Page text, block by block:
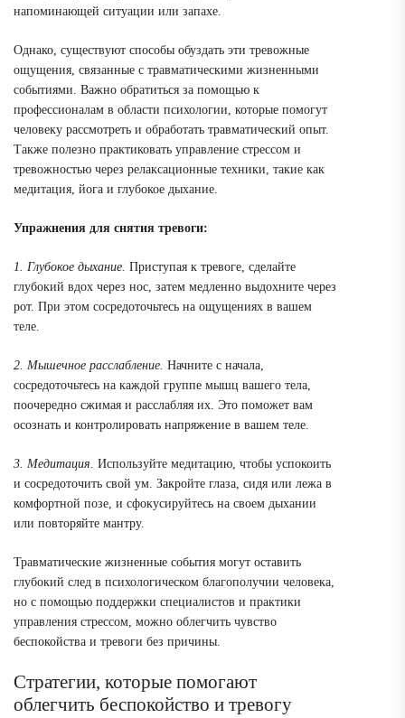
напоминающей ситуации или запахе.
Однако, существуют способы обуздать эти тревожные
ощущения, связанные с травматическими жизненными
событиями. Важно обратиться за помощью к
профессионалам в области психологии, которые помогут
человеку рассмотреть и обработать травматический опыт.
Также полезно практиковать управление стрессом и
тревожностью через релаксационные техники, такие как
медитация, йога и глубокое дыхание.
Упражнения для снятия тревоги:
1. Глубокое дыхание. Приступая к тревоге, сделайте
глубокий вдох через нос, затем медленно выдохните через
рот. При этом сосредоточьтесь на ощущениях в вашем
теле.
2. Мышечное расслабление. Начните с начала,
сосредоточьтесь на каждой группе мышц вашего тела,
поочередно сжимая и расслабляя их. Это поможет вам
осознать и контролировать напряжение в вашем теле.
3. Медитация. Используйте медитацию, чтобы успокоить
и сосредоточить свой ум. Закройте глаза, сидя или лежа в
комфортной позе, и сфокусируйтесь на своем дыхании
или повторяйте мантру.
Травматические жизненные события могут оставить
глубокий след в психологическом благополучии человека,
но с помощью поддержки специалистов и практики
управления стрессом, можно облегчить чувство
беспокойства и тревоги без причины.
Стратегии, которые помогают
облегчить беспокойство и тревогу